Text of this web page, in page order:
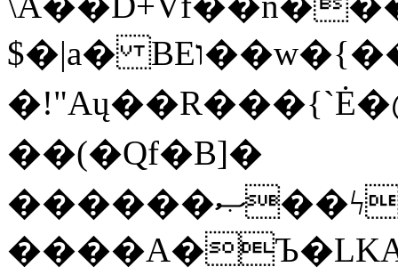
$�|a� BEו��w�{���;���q�X��d%�������W� hU�(�1�Ū}9�S�F<��i�L3�;�
��(�Qf�B]�
������ޞ��ϟak��r��_39$�8�p���7�2�yIZ�R��x��/